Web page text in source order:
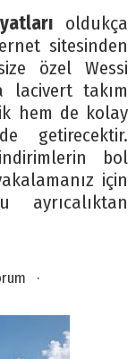
oldukça
sitesinden
özel Wessi
lacivert takım
hem de kolay
getirecektir.
bol
için
ayrıcalıktan
·